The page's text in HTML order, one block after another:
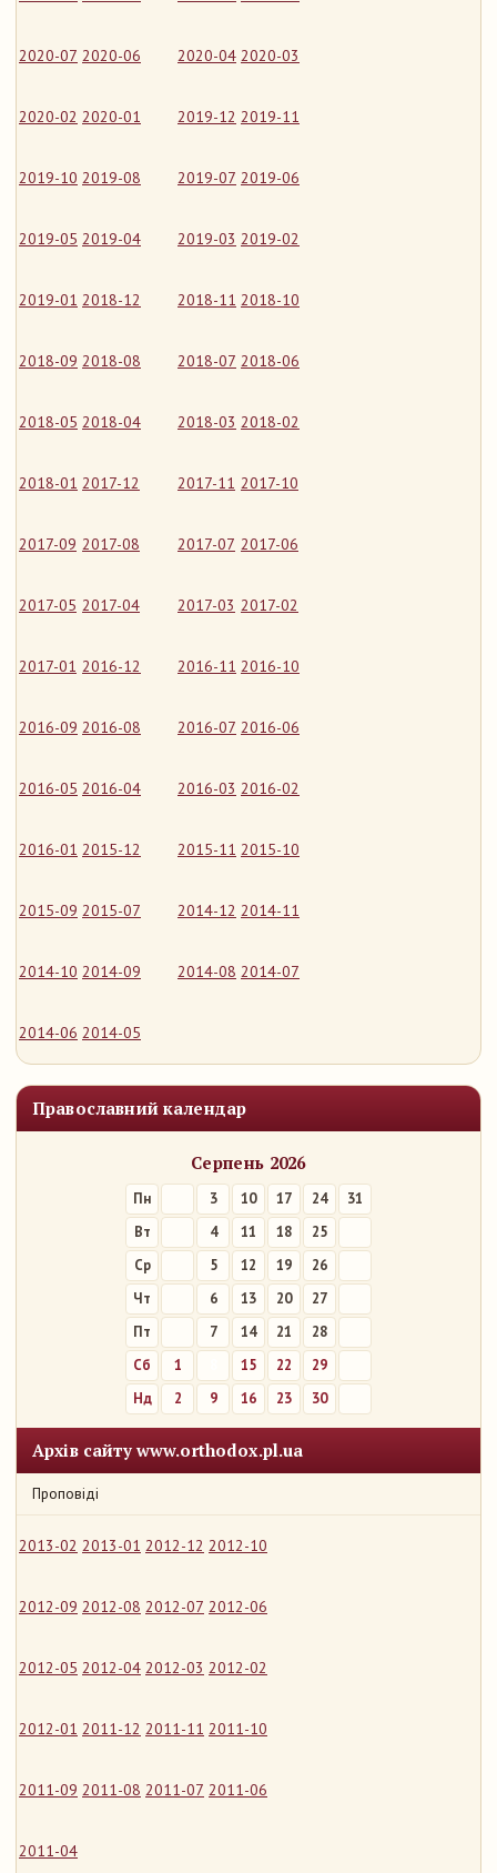
2020-07 2020-06 2020-04 2020-03
2020-02 2020-01 2019-12 2019-11
2019-10 2019-08 2019-07 2019-06
2019-05 2019-04 2019-03 2019-02
2019-01 2018-12 2018-11 2018-10
2018-09 2018-08 2018-07 2018-06
2018-05 2018-04 2018-03 2018-02
2018-01 2017-12 2017-11 2017-10
2017-09 2017-08 2017-07 2017-06
2017-05 2017-04 2017-03 2017-02
2017-01 2016-12 2016-11 2016-10
2016-09 2016-08 2016-07 2016-06
2016-05 2016-04 2016-03 2016-02
2016-01 2015-12 2015-11 2015-10
2015-09 2015-07 2014-12 2014-11
2014-10 2014-09 2014-08 2014-07
2014-06 2014-05
Православний календар
Серпень 2026
Пн 3 10 17 24
31
Вт
4 11 18
25
Ср
5 12 19
26
Чт
6 13 20
27
Пт
7 14 21
28
Сб
1 15 22
29
Нд
2 9 16 23 30
Архів сайту www.orthodox.pl.ua
Проповіді
2013-02 2013-01 2012-12 2012-10
2012-09 2012-08 2012-07 2012-06
2012-05 2012-04 2012-03 2012-02
2012-01 2011-12 2011-11 2011-10
2011-09 2011-08 2011-07 2011-06
2011-04